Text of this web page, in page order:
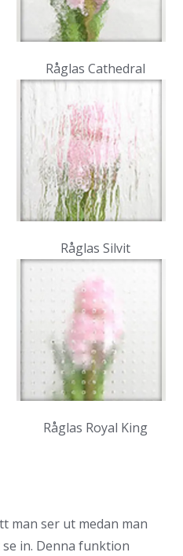
Råglas Cathedral
Råglas Silvit
Råglas Royal King
man ser ut medan man
in. Denna funktion